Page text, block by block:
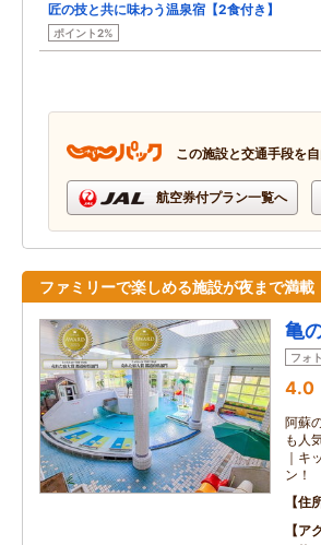
匠の技と共に味わう温泉宿【2食付き】
ポイント2%
この施設と交通手段を
航空券付プラン一覧へ
ファミリーで楽しめる施設が夜まで満
亀
フォ
4.0
阿蘇
も人
｜キ
ン！
住
ア